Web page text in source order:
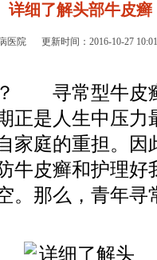
详细了解头部牛皮癣
医院 更新时间：2016-10-27
？ 寻常型牛皮
正是人生中压力
家庭的重担。因
牛皮癣和护理好
。那么，青年寻